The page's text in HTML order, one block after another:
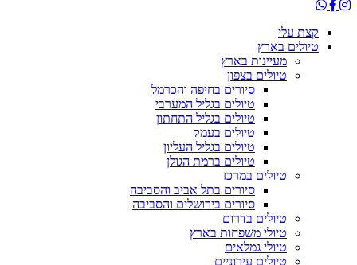
קצת עלי
טיולים בארץ
מעיינות בארץ
טיולים בצפון
סיורים בחיפה והכרמל
טיולים בגליל המערבי
טיולים בגליל התחתון
טיולים בעמק
טיולים בגליל העליון
טיולים ברמת הגולן
טיולים במרכז
סיורים בתל אביב והסביבה
סיורים בירושלים והסביבה
טיולים בדרום
טיולי משפחות בארץ
טיולי גמלאים
טיולים עירוניים